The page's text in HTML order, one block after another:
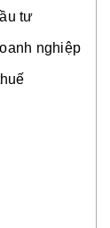
tư
nghiệp